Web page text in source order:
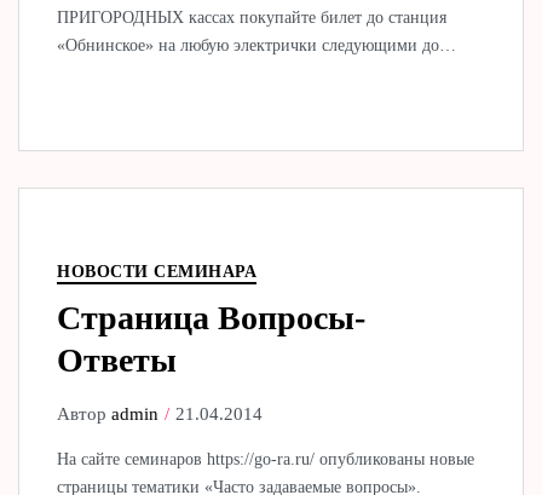
ПРИГОРОДНЫХ кассах покупайте билет до станция
«Обнинское» на любую электрички следующими до…
НОВОСТИ СЕМИНАРА
Страница Вопросы-
Ответы
Авторadmin 21.04.2014
На сайте семинаров https://go-ra.ru/ опубликованы новые
страницы тематики «Часто задаваемые вопросы».